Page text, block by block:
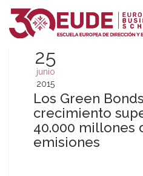
25
junio
2015
Los Green
crecimiento
40.000 millones
emisiones